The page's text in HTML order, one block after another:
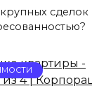
сделок